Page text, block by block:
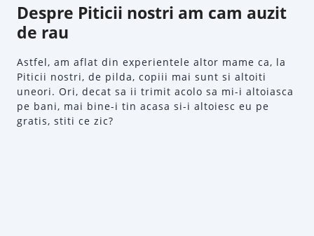
Despre Piticii nostri am cam auzit
de rau
Astfel, am aflat din experientele altor mame ca, la
Piticii nostri, de pilda, copiii mai sunt si altoiti
uneori. Ori, decat sa ii trimit acolo sa mi-i altoiasca
pe bani, mai bine-i tin acasa si-i altoiesc eu pe
gratis, stiti ce zic?